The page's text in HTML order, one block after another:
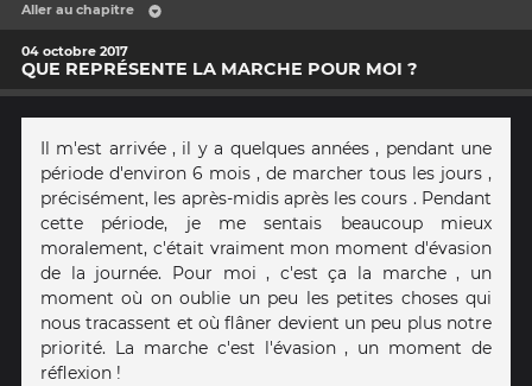
Aller au chapitre
04 octobre 2017
QUE REPRÉSENTE LA MARCHE POUR MOI ?
Il m'est arrivée , il y a quelques années , pendant une
période d'environ 6 mois , de marcher tous les jours ,
précisément, les après-midis après les cours . Pendant
cette période, je me sentais beaucoup mieux
moralement, c'était vraiment mon moment d'évasion
de la journée. Pour moi , c'est ça la marche , un
moment où on oublie un peu les petites choses qui
nous tracassent et où flâner devient un peu plus notre
priorité. La marche c'est l'évasion , un moment de
réflexion !